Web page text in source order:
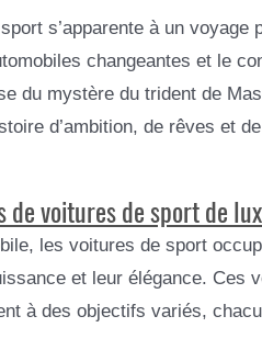
s’apparente à un
changeantes et le
du mystère du trident de
d’ambition, de rêves et
de voitures de sport de
les voitures de sport
et leur élégance. Ces
à des objectifs variés,